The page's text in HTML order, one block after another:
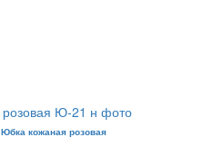
Юбка кожаная розовая